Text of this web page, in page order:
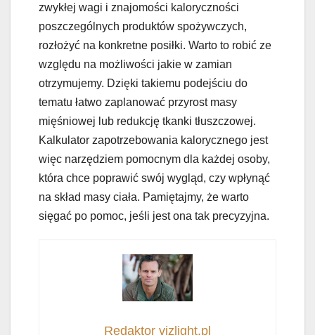
zwykłej wagi i znajomości kaloryczności
poszczególnych produktów spożywczych,
rozłożyć na konkretne posiłki. Warto to robić ze
względu na możliwości jakie w zamian
otrzymujemy. Dzięki takiemu podejściu do
tematu łatwo zaplanować przyrost masy
mięśniowej lub redukcję tkanki tłuszczowej.
Kalkulator zapotrzebowania kalorycznego jest
więc narzędziem pomocnym dla każdej osoby,
która chce poprawić swój wygląd, czy wpłynąć
na skład masy ciała. Pamiętajmy, że warto
sięgać po pomoc, jeśli jest ona tak precyzyjna.
Redaktor vizlight.pl